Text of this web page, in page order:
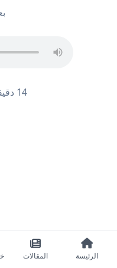
14 دقيقة 4 MB
الرئيسة المقالات